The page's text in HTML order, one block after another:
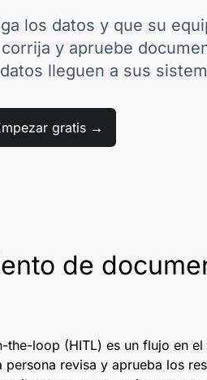
los datos y que su
y apruebe
lleguen a sus
gratis →
de
loop (HITL) es un flujo en
revisa y aprueba los